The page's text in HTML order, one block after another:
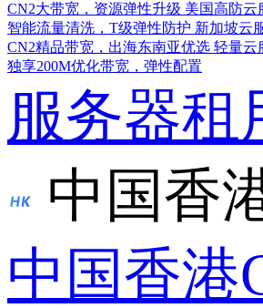
CN2大带宽，资源弹性升级 美国高防云
智能流量清洗，T级弹性防护 新加坡云
CN2精品带宽，出海东南亚优选 轻量云
独享200M优化带宽，弹性配置
服务器租
中国香
中国香港